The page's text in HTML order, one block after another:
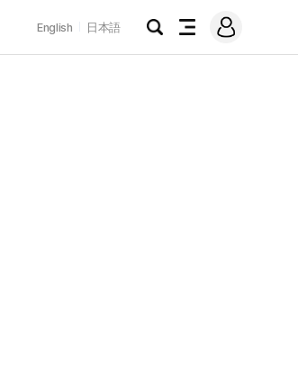
English 日本語
검
전
메
그